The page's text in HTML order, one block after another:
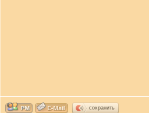
сохранить